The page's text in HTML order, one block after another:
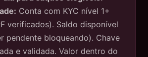
Conta com KYC nível 1+
verificados). Saldo disponível
pendente bloqueando). Chave
e validada. Valor dentro do